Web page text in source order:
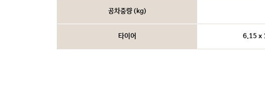
공차중량 (kg)
타이어 6.15 x